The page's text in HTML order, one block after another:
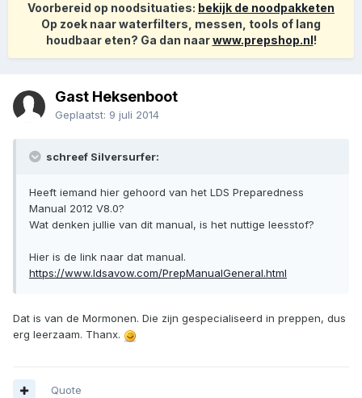
Voorbereid op noodsituaties: bekijk de noodpakketen
Op zoek naar waterfilters, messen, tools of lang
houdbaar eten? Ga dan naarwww.prepshop.nl!
Gast Heksenboot
Geplaatst: 9 juli 2014
schreef Silversurfer:
Heeft iemand hier gehoord van het LDS Preparedness
Manual 2012 V8.0?
Wat denken jullie van dit manual, is het nuttige leesstof?
Hier is de link naar dat manual.
https://www.ldsavow.com/PrepManualGeneral.html
Dat is van de Mormonen. Die zijn gespecialiseerd in preppen, dus
erg leerzaam. Thanx.
Quote